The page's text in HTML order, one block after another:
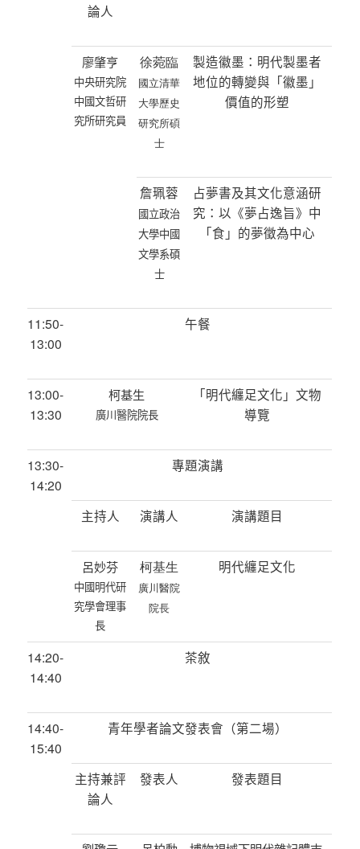
論人
廖肇亨
中央研究院
中國文哲研
究所研究員
徐菀臨
國立清華
大學歷史
研究所碩
士
製造徽墨：明代製墨者
地位的轉變與「徽墨」
價值的形塑
詹珮蓉
國立政治
大學中國
文學系碩
士
占夢書及其文化意涵研
究：以《夢占逸旨》中
「食」的夢徵為中心
11:50-
13:00
午餐
13:00-
13:30
柯基生
廣川醫院院長
「明代纏足文化」文物
導覽
13:30-
14:20
專題演講
主持人 演講人 演講題目
呂妙芬
中國明代研
究學會理事
長
柯基生
廣川醫院
院長
明代纏足文化
14:20-
14:40
茶敘
14:40-
15:40
青年學者論文發表會（第二場）
主持兼評
論人
發表人 發表題目